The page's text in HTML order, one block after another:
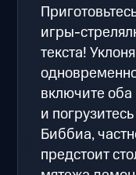
игры-
текста!
включите
и
Биббиа,
предстоит